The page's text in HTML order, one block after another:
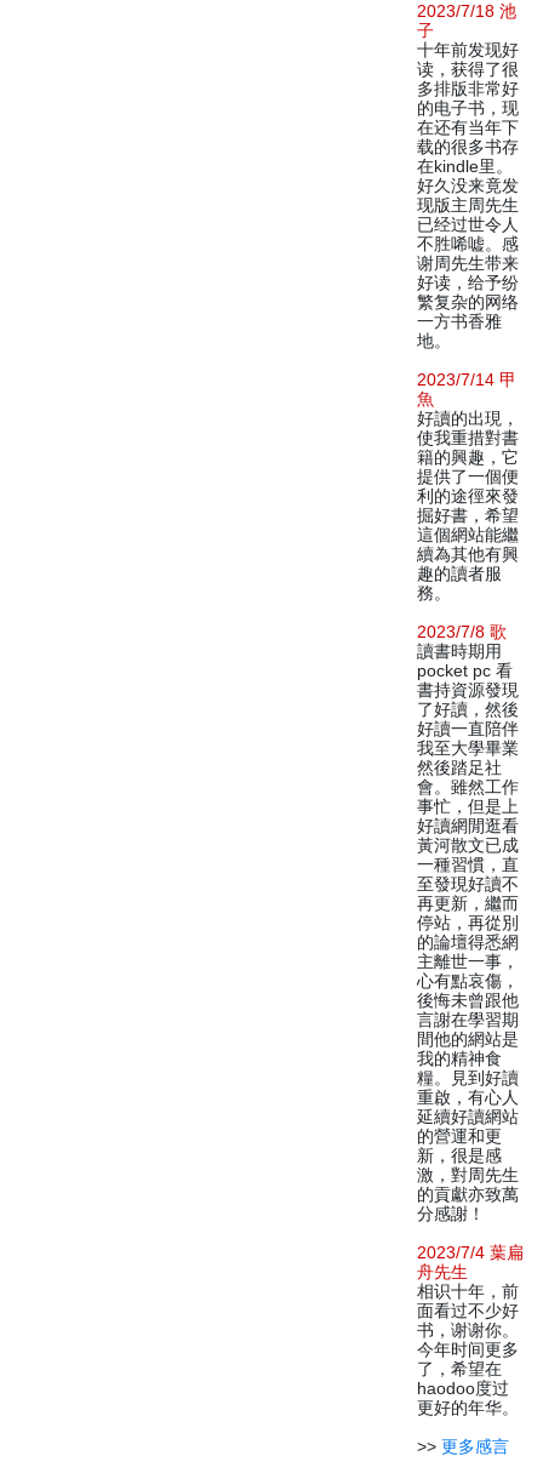
2023/7/18 池
子
十年前发现好
读，获得了很
多排版非常好
的电子书，现
在还有当年下
载的很多书存
在kindle里。
好久没来竟发
现版主周先生
已经过世令人
不胜唏嘘。感
谢周先生带来
好读，给予纷
繁复杂的网络
一方书香雅
地。
2023/7/14 甲
魚
好讀的出現，
使我重措對書
籍的興趣，它
提供了一個便
利的途徑來發
掘好書，希望
這個網站能繼
續為其他有興
趣的讀者服
務。
2023/7/8 歌
讀書時期用
pocket pc 看
書持資源發現
了好讀，然後
好讀一直陪伴
我至大學畢業
然後踏足社
會。雖然工作
事忙，但是上
好讀網閒逛看
黃河散文已成
一種習慣，直
至發現好讀不
再更新，繼而
停站，再從別
的論壇得悉網
主離世一事，
心有點哀傷，
後悔未曾跟他
言謝在學習期
間他的網站是
我的精神食
糧。見到好讀
重啟，有心人
延續好讀網站
的營運和更
新，很是感
激，對周先生
的貢獻亦致萬
分感謝！
2023/7/4 葉扁
舟先生
相识十年，前
面看过不少好
书，谢谢你。
今年时间更多
了，希望在
haodoo度过
更好的年华。
>> 更多感言